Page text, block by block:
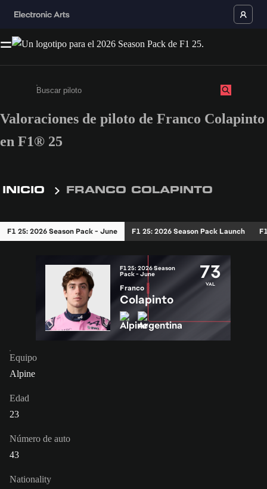
Ingresa un mínimo de 3 caracteres o números
Valoraciones de piloto de Franco Colapinto
en F1® 25
INICIO FRANCO COLAPINTO
F1 25: 2026 Season Pack - June F1 25: 2026 Season Pack Launch
73
VAL
F1 25: 2026 Season
Pack - June
Franco
Colapinto
Equipo
Alpine
Edad
23
Número de auto
43
Nationality